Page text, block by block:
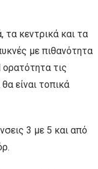
τα κεντρικά και τα
με πιθανότητα
τις
είναι τοπικά
3 με 5 και από